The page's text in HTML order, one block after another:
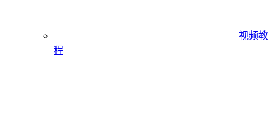
视频教
程